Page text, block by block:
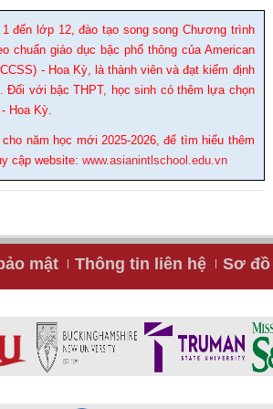
đến lớp 12, đào tạo song song Chương trình
chuẩn giáo dục bậc phổ thông của American
- Hoa Kỳ, là thành viên và đạt kiểm định
Đối với bậc THPT, học sinh có thêm lựa chọn
Hoa Kỳ.
năm học mới 2025-2026, để tìm hiểu thêm
cập website:www.asianintlschool.edu.vn
mật Thông tin liên hệ Sơ